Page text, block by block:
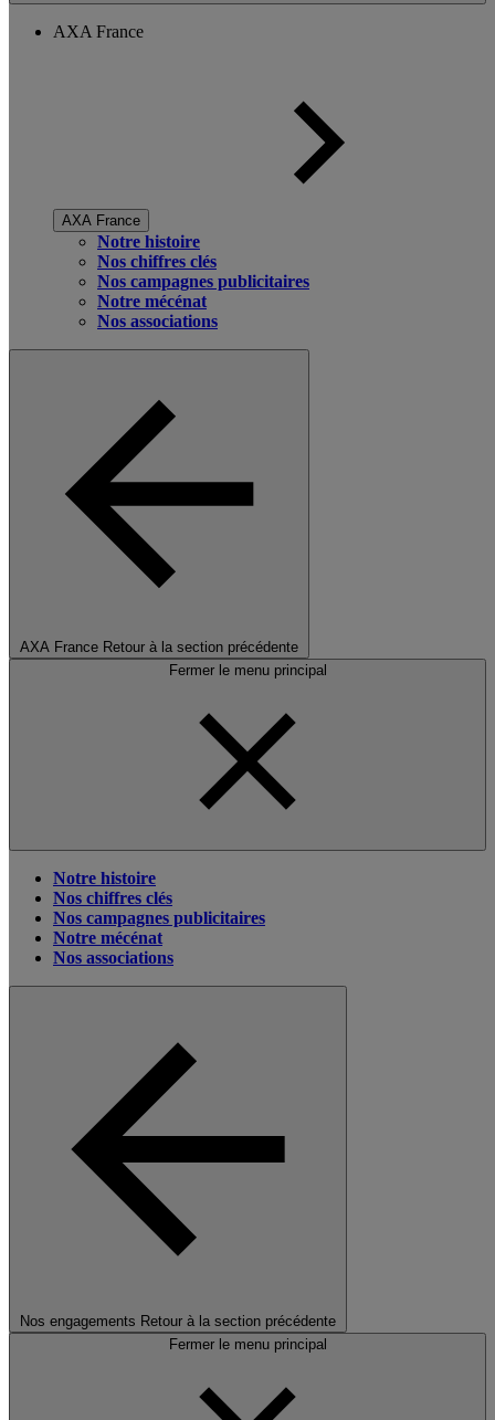
AXA France
AXA France
Notre histoire
Nos chiffres clés
Nos campagnes publicitaires
Notre mécénat
Nos associations
AXA France Retour à la section précédente
Fermer le menu principal
Notre histoire
Nos chiffres clés
Nos campagnes publicitaires
Notre mécénat
Nos associations
Nos engagements Retour à la section précédente
Fermer le menu principal